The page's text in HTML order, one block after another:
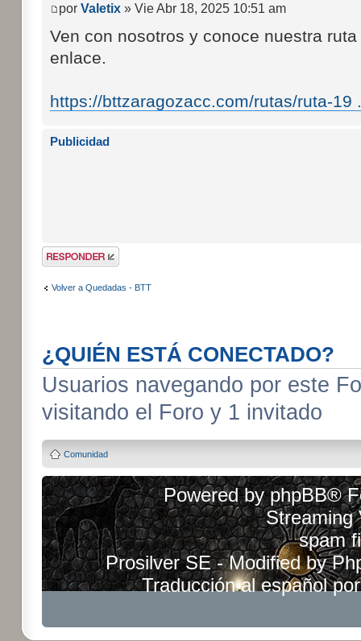
por Valetix» Vie Abr 18, 2025 10:51 am
Ven con nosotros y conoce nuestra
enlace.
https://bttzaragozacc.com/rutas/ruta-19
Publicidad
Publicar una
respuesta
Volver a Quedadas - BTT
¿QUIÉN ESTÁ CONECTADO?
Usuarios navegando por este
visitando el Foro y 1 invitado
Comunidad
Powered byphpBB®
Streaming
spam
Prosilver SE - Modified by
Traducción al español